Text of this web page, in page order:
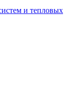
и тепловых